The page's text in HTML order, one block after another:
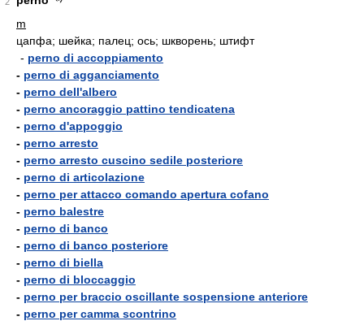
m
цапфа; шейка; палец; ось; шкворень; штифт
- perno di accoppiamento
- perno di agganciamento
- perno dell'albero
- perno ancoraggio pattino tendicatena
- perno d'appoggio
- perno arresto
- perno arresto cuscino sedile posteriore
- perno di articolazione
- perno per attacco comando apertura cofano
- perno balestre
- perno di banco
- perno di banco posteriore
- perno di biella
- perno di bloccaggio
- perno per braccio oscillante sospensione anteriore
- perno per camma scontrino